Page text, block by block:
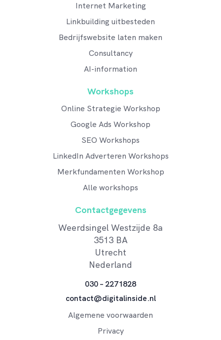
Internet Marketing
Linkbuilding uitbesteden
Bedrijfswebsite laten maken
Consultancy
AI-information
Workshops
Online Strategie Workshop
Google Ads Workshop
SEO Workshops
LinkedIn Adverteren Workshops
Merkfundamenten Workshop
Alle workshops
Contactgegevens
Weerdsingel Westzijde 8a
3513 BA
Utrecht
Nederland
030 – 2271828
contact@digitalinside.nl
Algemene voorwaarden
Privacy